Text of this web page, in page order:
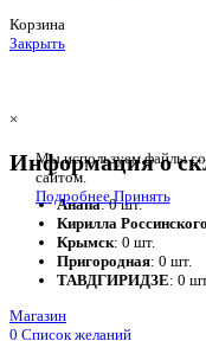
Корзина
Закрыть
Мы используем файлы
сайтом.
ПодробнееПринять
×
Информация о
Анапа: 0 шт.
Кирилла Россинского
Крымск: 0 шт.
Пригородная: 0 шт.
ТАВДГИРИДЗЕ: 0
Магазин
0 Список желаний